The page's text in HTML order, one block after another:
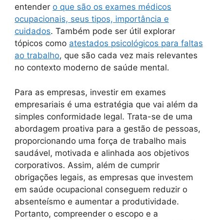
entender o que são os exames médicos
ocupacionais, seus tipos, importância e
cuidados. Também pode ser útil explorar
tópicos como atestados psicológicos para faltas
ao trabalho, que são cada vez mais relevantes
no contexto moderno de saúde mental.
Para as empresas, investir em exames
empresariais é uma estratégia que vai além da
simples conformidade legal. Trata-se de uma
abordagem proativa para a gestão de pessoas,
proporcionando uma força de trabalho mais
saudável, motivada e alinhada aos objetivos
corporativos. Assim, além de cumprir
obrigações legais, as empresas que investem
em saúde ocupacional conseguem reduzir o
absenteísmo e aumentar a produtividade.
Portanto, compreender o escopo e a